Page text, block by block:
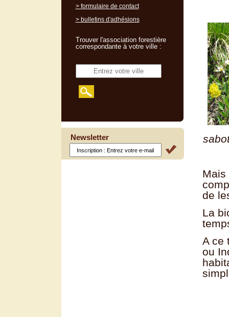
Mais
de
La
A ce
ou
> formulaire de contact
> bulletins d'adhésions
Trouver l'association forestière
correspondante à votre ville :
Newsletter